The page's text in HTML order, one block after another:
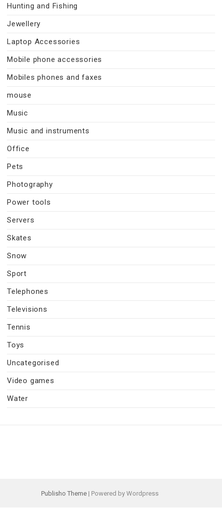
Hunting and Fishing
Jewellery
Laptop Accessories
Mobile phone accessories
Mobiles phones and faxes
mouse
Music
Music and instruments
Office
Pets
Photography
Power tools
Servers
Skates
Snow
Sport
Telephones
Televisions
Tennis
Toys
Uncategorised
Video games
Water
Publisho Theme | Powered by Wordpress